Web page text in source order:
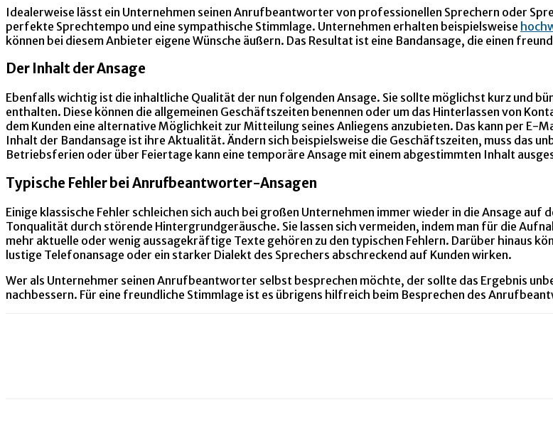
Idealerweise lässt ein Unternehmen seinen Anrufbeantworter von professionellen Sprechern oder
perfekte Sprechtempo und eine sympathische Stimmlage. Unternehmen erhalten beispielsweise
können bei diesem Anbieter eigene Wünsche äußern. Das Resultat ist eine Bandansage, die einen
Der Inhalt der Ansage
Ebenfalls wichtig ist die inhaltliche Qualität der nun folgenden Ansage. Sie sollte möglichst kurz und
enthalten. Diese können die allgemeinen Geschäftszeiten benennen oder um das Hinterlassen von
dem Kunden eine alternative Möglichkeit zur Mitteilung seines Anliegens anzubieten. Das kann per
Inhalt der Bandansage ist ihre Aktualität. Ändern sich beispielsweise die Geschäftszeiten, muss das
Betriebsferien oder über Feiertage kann eine temporäre Ansage mit einem abgestimmten Inhalt
Typische Fehler bei Anrufbeantworter-Ansagen
Einige klassische Fehler schleichen sich auch bei großen Unternehmen immer wieder in die Ansage
Tonqualität durch störende Hintergrundgeräusche. Sie lassen sich vermeiden, indem man für die
mehr aktuelle oder wenig aussagekräftige Texte gehören zu den typischen Fehlern. Darüber hinaus
lustige Telefonansage oder ein starker Dialekt des Sprechers abschreckend auf Kunden wirken.
Wer als Unternehmer seinen Anrufbeantworter selbst besprechen möchte, der sollte das Ergebnis
nachbessern. Für eine freundliche Stimmlage ist es übrigens hilfreich beim Besprechen des